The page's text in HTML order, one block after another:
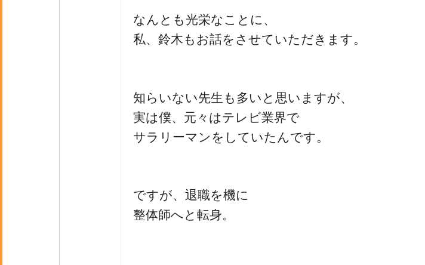
なんとも光栄なことに、
私、鈴木もお話をさせていただきます。
知らいない先生も多いと思いますが、
実は僕、元々はテレビ業界で
サラリーマンをしていたんです。
ですが、退職を機に
整体師へと転身。